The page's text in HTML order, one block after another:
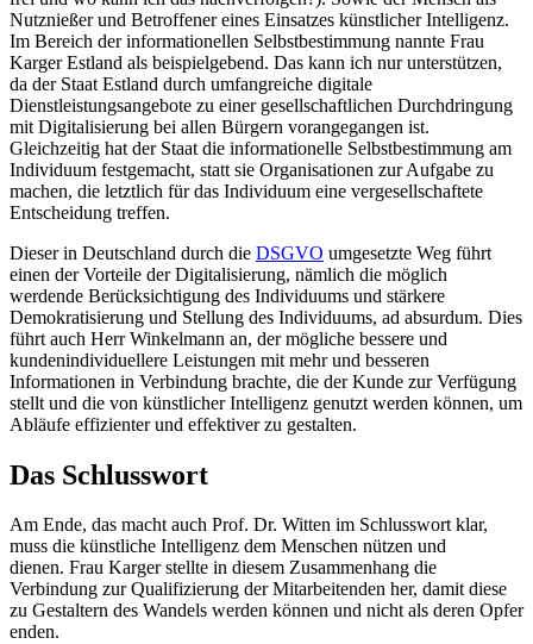
Nutznießer und Betroffener eines Einsatzes künstlicher Intelligenz.
Im Bereich der informationellen Selbstbestimmung nannte Frau
Karger Estland als beispielgebend. Das kann ich nur unterstützen,
da der Staat Estland durch umfangreiche digitale
Dienstleistungsangebote zu einer gesellschaftlichen Durchdringung
mit Digitalisierung bei allen Bürgern vorangegangen ist.
Gleichzeitig hat der Staat die informationelle Selbstbestimmung am
Individuum festgemacht, statt sie Organisationen zur Aufgabe zu
machen, die letztlich für das Individuum eine vergesellschaftete
Entscheidung treffen.
Dieser in Deutschland durch die DSGVO umgesetzte Weg führt
einen der Vorteile der Digitalisierung, nämlich die möglich
werdende Berücksichtigung des Individuums und stärkere
Demokratisierung und Stellung des Individuums, ad absurdum. Dies
führt auch Herr Winkelmann an, der mögliche bessere und
kundenindividuellere Leistungen mit mehr und besseren
Informationen in Verbindung brachte, die der Kunde zur Verfügung
stellt und die von künstlicher Intelligenz genutzt werden können, um
Abläufe effizienter und effektiver zu gestalten.
Das Schlusswort
Am Ende, das macht auch Prof. Dr. Witten im Schlusswort klar,
muss die künstliche Intelligenz dem Menschen nützen und
dienen. Frau Karger stellte in diesem Zusammenhang die
Verbindung zur Qualifizierung der Mitarbeitenden her, damit diese
zu Gestaltern des Wandels werden können und nicht als deren Opfer
enden.